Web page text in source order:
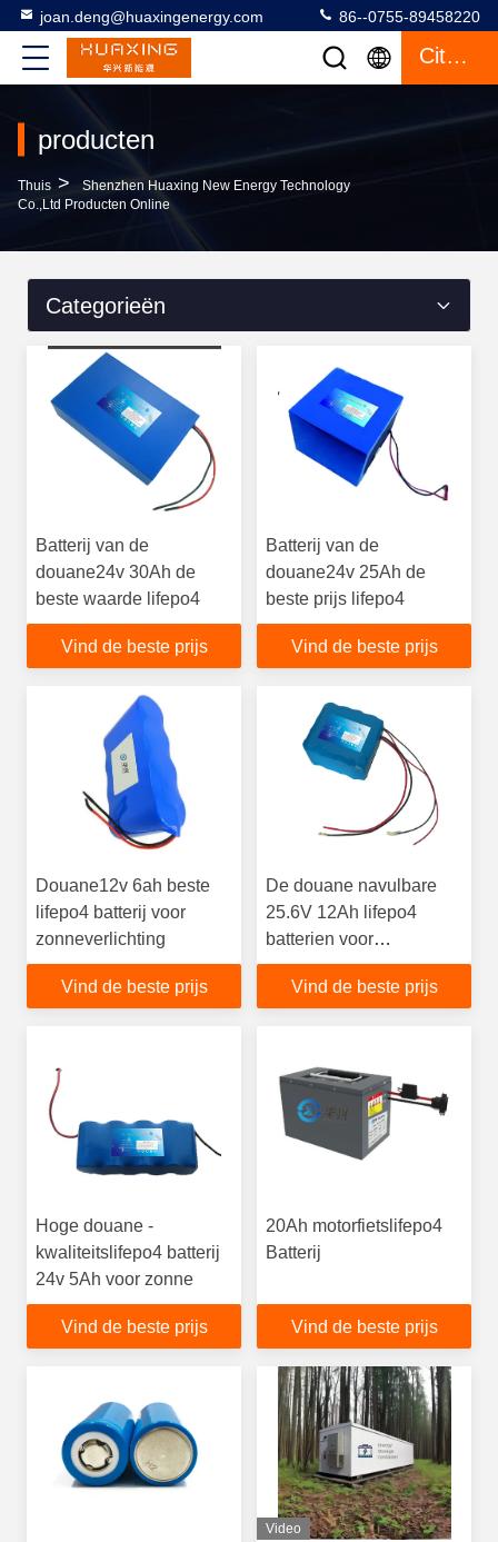
joan.deng@huaxingenergy.com 86--0755-89458220
Citaat
producten
Thuis >
Shenzhen Huaxing New Energy Technology
Co.,Ltd Producten Online
Categorieën
Batterij van de
douane24v 30Ah de
beste waarde lifepo4
Vind de beste prijs
Batterij van de
douane24v 25Ah de
beste prijs lifepo4
Vind de beste prijs
Douane12v 6ah beste
lifepo4 batterij voor
zonneverlichting
Vind de beste prijs
De douane navulbare
25.6V 12Ah lifepo4
batterien voor
ebikelifepo4 batterij
Vind de beste prijs
Hoge douane -
kwaliteitslifepo4 batterij
24v 5Ah voor zonne
Vind de beste prijs
20Ah motorfietslifepo4
Batterij
Vind de beste prijs
Video